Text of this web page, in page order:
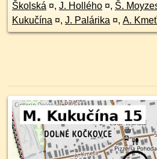
Školská ¤, J. Hollého ¤, Š.
Kukučína ¤, J. Palárika ¤, A.